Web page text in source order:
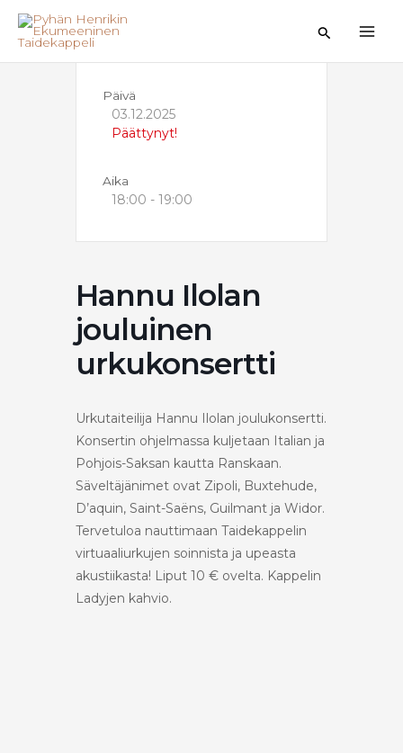
sisältöön
Hae
Päivä
03.12.2025
Päättynyt!
Aika
18:00 - 19:00
Hannu Ilolan
jouluinen
urkukonsertti
Urkutaiteilija Hannu Ilolan joulukonsertti.
Konsertin ohjelmassa kuljetaan Italian ja
Pohjois-Saksan kautta Ranskaan.
Säveltäjänimet ovat Zipoli, Buxtehude,
D’aquin, Saint-Saëns, Guilmant ja Widor.
Tervetuloa nauttimaan Taidekappelin
virtuaaliurkujen soinnista ja upeasta
akustiikasta! Liput 10 € ovelta. Kappelin
Ladyjen kahvio.